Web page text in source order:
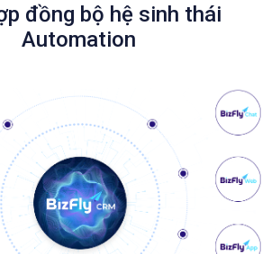
đồng bộ hệ sinh thái
Automation